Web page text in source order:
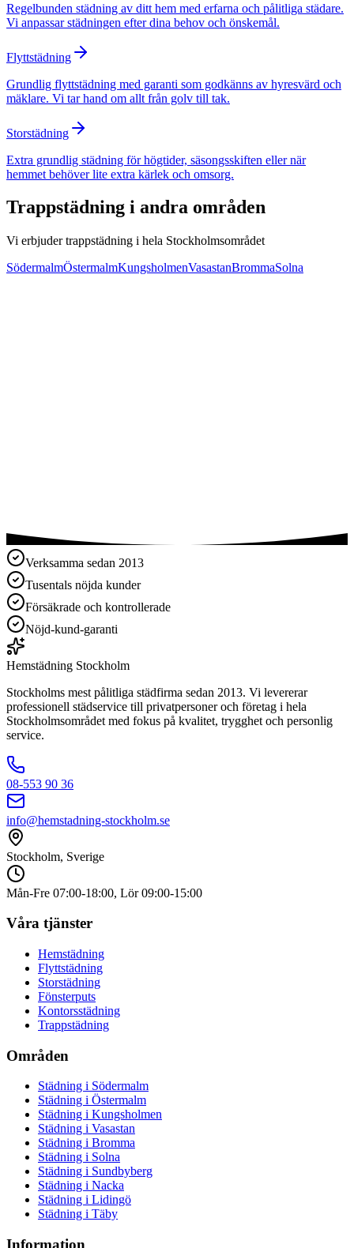
Regelbunden städning av ditt hem med erfarna och pålitliga städare.
Vi anpassar städningen efter dina behov och önskemål.
Flyttstädning
Grundlig flyttstädning med garanti som godkänns av hyresvärd och
mäklare. Vi tar hand om allt från golv till tak.
Storstädning
Extra grundlig städning för högtider, säsongsskiften eller när
hemmet behöver lite extra kärlek och omsorg.
Trappstädning i andra områden
Vi erbjudertrappstädning i hela Stockholmsområdet
SödermalmÖstermalmKungsholmenVasastanBrommaSolna
Verksamma sedan 2013
Tusentals nöjda kunder
Försäkrade och kontrollerade
Nöjd-kund-garanti
Hemstädning Stockholm
Stockholms mest pålitliga städfirma sedan 2013. Vi levererar
professionell städservice till privatpersoner och företag i hela
Stockholmsområdet med fokus på kvalitet, trygghet och personlig
service.
08-553 90 36
info@hemstadning-stockholm.se
Stockholm, Sverige
Mån-Fre 07:00-18:00, Lör 09:00-15:00
Våra tjänster
Hemstädning
Flyttstädning
Storstädning
Fönsterputs
Kontorsstädning
Trappstädning
Områden
Städning i Södermalm
Städning i Östermalm
Städning i Kungsholmen
Städning i Vasastan
Städning i Bromma
Städning i Solna
Städning i Sundbyberg
Städning i Nacka
Städning i Lidingö
Städning i Täby
Information